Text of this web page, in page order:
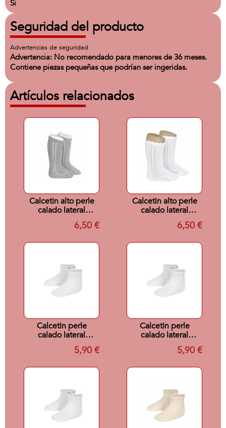
Si
Seguridad del producto
Advertencias de seguridad
Advertencia: No recomendado para menores de 36 meses.
Contiene piezas pequeñas que podrían ser ingeridas.
Artículos relacionados
Calcetin alto perle
calado lateral
ALUMINIO 221
6,50 €
Calcetin alto perle
calado lateral
BLANCO 200 T00
6,50 €
Calcetin perle
calado lateral
BLANCO 200 T0
5,90 €
Calcetin perle
calado lateral
BLANCO 200 T1
5,90 €